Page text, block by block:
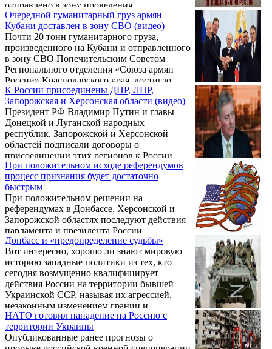
формированиями, убивавшими женщин и
детей и оставившими после себя массовые
захоронения мирных жителей.
отправлено в зону проведения
Специальной военной операции.
Очередной гуманитарный груз армян
Кубани доставлен в зону СВО (видео)
Почти 20 тонн гуманитарного груза,
произведенного на Кубани и отправленного
в зону СВО Попечительским Советом
Регионального отделения «Союза армян
России» Краснодарского края, достигло
места назначения. С передовой уже
поступили первые отзывы с высокой
оценкой осуществленной армянами Кубани
благотворительной акции. Передача
гуманитарной помощи военным была
проведена несколькими днями ранее на
территории войсковой части в городе
Кореновске Краснодарского края, откуда в
дальнейшем груз был транспортирован ...
К России присоединены ДНР, ЛНР,
Запорожская и Херсонская области (видео)
Президент РФ Владимир Путин и главы
Донецкой и Луганской народных
республик, Запорожской и Херсонской
областей подписали договоры о
присоединении этих регионов к России,
передает ТАСС. Церемония прошла в
пятницу в Георгиевском зале Большого
Кремлевского дворца. Перед подписанием
документов Путин выступил с речью о
принятии этих территорий в состав России.
Несколько дней назад в ДНР, ЛНР,
Запорожской и Херсонской областях
прошли референдумы о вступлении в
состав РФ, жители поддержали это решение
большинством ...
При положительном исходе референдумов
процесс признания будет достаточно
быстрым
При положительном решении на
референдумах в Донбассе, Херсонской и
Запорожской областях последуют действия
парламента и президента России
Владимира Путина. Об этом заявил
журналистам пресс-секретарь главы
российского государства Дмитрий Песков.
Донбасс и «предопределение судьбы»
Вот интересно, хорошо ли знают мировую
историю западные политики из тех, кто
сегодня возмущенно квалифицирует
действия России на территории бывшей
Украинской ССР, называя их агрессией,
незаконным изменением границ и
нарушением международного права? При
этом, отметим справедливости ради,
некоторые из них допускают, что подобные
НАТО готовил нападение на Россию с
территории Украины
Опубликованные ранее прогнозы о